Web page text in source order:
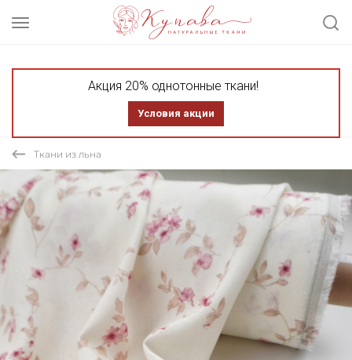
Акция 20% однотонные ткани!
Условия акции
Ткани из льна